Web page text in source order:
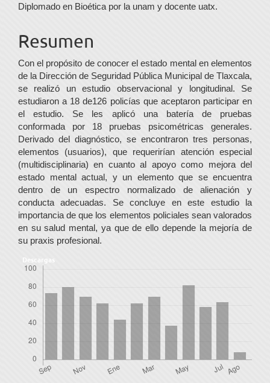
Diplomado en Bioética por la unam y docente uatx.
Resumen
Con el propósito de conocer el estado mental en elementos
de la Dirección de Seguridad Pública Municipal de Tlaxcala,
se realizó un estudio observacional y longitudinal. Se
estudiaron a 18 de126 policías que aceptaron participar en
el estudio. Se les aplicó una batería de pruebas
conformada por 18 pruebas psicométricas generales.
Derivado del diagnóstico, se encontraron tres personas,
elementos (usuarios), que requerirían atención especial
(multidisciplinaria) en cuanto al apoyo como mejora del
estado mental actual, y un elemento que se encuentra
dentro de un espectro normalizado de alienación y
conducta adecuadas. Se concluye en este estudio la
importancia de que los elementos policiales sean valorados
en su salud mental, ya que de ello depende la mejoría de
su praxis profesional.
Descargas